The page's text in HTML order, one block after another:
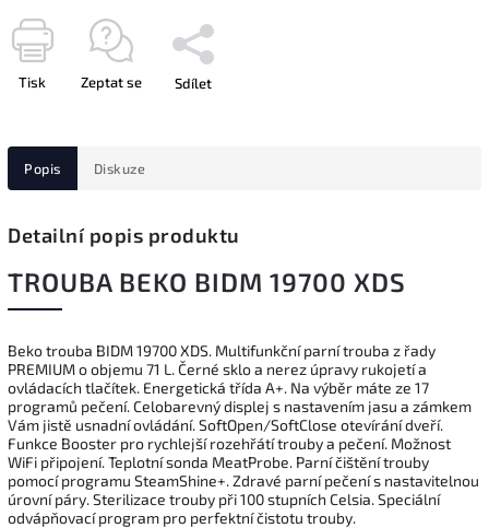
Tisk Zeptat se Sdílet
Popis Diskuze
Detailní popis produktu
TROUBA BEKO BIDM 19700 XDS
Beko trouba BIDM 19700 XDS. Multifunkční parní trouba z řady
PREMIUM o objemu 71 L. Černé sklo a nerez úpravy rukojetí a
ovládacích tlačítek. Energetická třída A+. Na výběr máte ze 17
programů pečení. Celobarevný displej s nastavením jasu a zámkem
Vám jistě usnadní ovládání. SoftOpen/SoftClose otevírání dveří.
Funkce Booster pro rychlejší rozehřátí trouby a pečení. Možnost
WiFi připojení. Teplotní sonda MeatProbe. Parní čištění trouby
pomocí programu SteamShine+. Zdravé parní pečení s nastavitelnou
úrovní páry. Sterilizace trouby při 100 stupních Celsia. Speciální
odvápňovací program pro perfektní čistotu trouby.